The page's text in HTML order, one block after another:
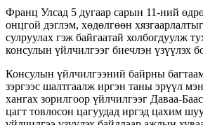
Франц Улсад 5 дугаар сарын 11-ний
онцгой дэглэм, хөдөлгөөн
сулруулах гэж байгаатай холбогдуулж
консулын үйлчилгээг биечлэн үзүүлэх
Консулын үйлчилгээний байрны
зэргээс шалтгаалж иргэн таны эрүүл
хангах зорилгоор үйлчилгээг Даваа-
цагт товлосон цагуудад иргэд цахим